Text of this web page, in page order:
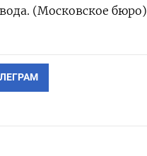
(Московское бюро)